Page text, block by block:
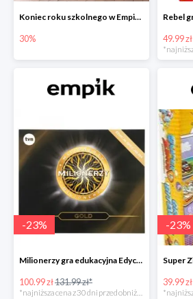
Koniec roku szkolnego w Empiku - prezenty dla dzieci i nauczycieli do -30%
30% 49.99 zł
-23%
Milionerzy gra edukacyjna Edycja Gold w super cenie w Empiku Premium
100.99 zł131.99 zł*
*najniższa cena z 30 dni przed obniżką
-23%
39.99 zł